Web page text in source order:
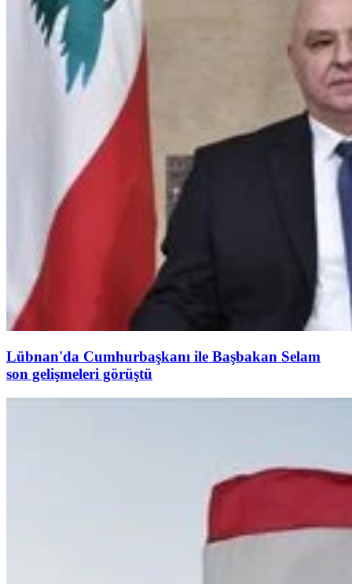
Lübnan'da Cumhurbaşkanı ile Başbakan Selam
son gelişmeleri görüştü